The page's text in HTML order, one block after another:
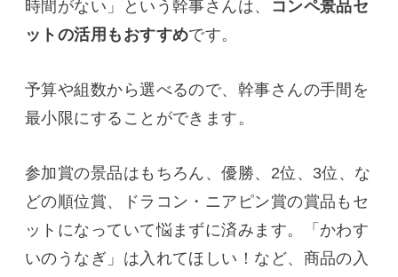
時間がない」という幹事さんは、
コンペ景品セ
ットの活用もおすすめです。
予算や組数から選べるので、幹事さんの手間を
最小限にすることができます。
参加賞の景品はもちろん、優勝、2位、3位、な
どの順位賞、ドラコン・ニアピン賞の賞品もセ
ットになっていて悩まずに済みます。「かわす
いのうなぎ」は入れてほしい！など、商品の入